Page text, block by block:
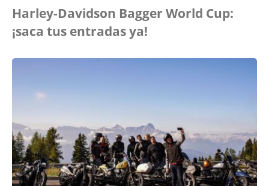
Harley-Davidson Bagger World Cup:
¡saca tus entradas ya!